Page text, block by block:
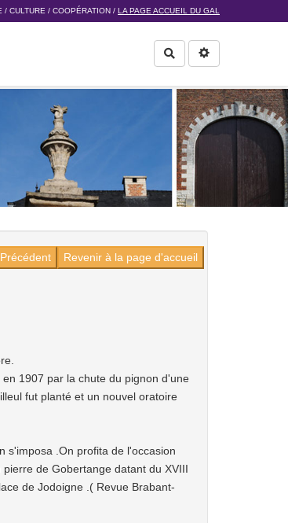
/ CULTURE / COOPÉRATION / LA PAGE ACCUEIL DU GAL
Rechercher
Revenir à la page d'accueil
1907 par la chute du pignon d'une
fut planté et un nouvel oratoire
s'imposa .On profita de l'occasion
de Gobertange datant du XVIII
de Jodoigne .( Revue Brabant-